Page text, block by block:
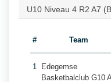
U10 Niveau 4 R2 A7
# Team
1
Edegemse
Basketbalclub G10